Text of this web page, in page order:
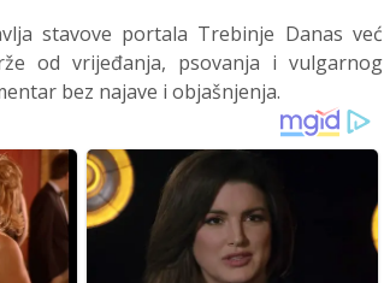
stavove portala Trebinje Danas već
od vrijeđanja, psovanja i vulgarnog
bez najave i objašnjenja.